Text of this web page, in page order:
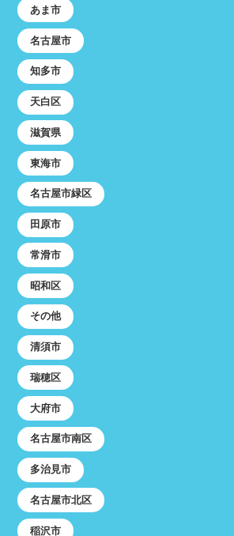
あま市
名古屋市
知多市
天白区
滋賀県
東海市
名古屋市緑区
田原市
常滑市
昭和区
その他
清須市
瑞穂区
大府市
名古屋市南区
多治見市
名古屋市北区
稲沢市